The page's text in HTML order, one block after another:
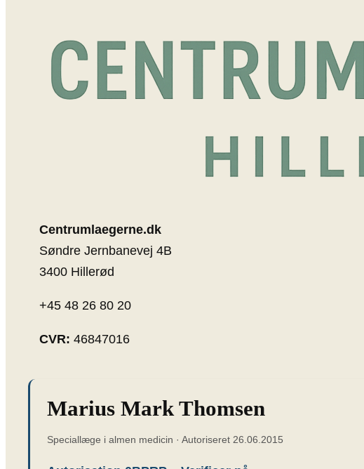
Centrumlaegerne.dk
Søndre Jernbanevej 4B
3400 Hillerød
+45 48 26 80 20
CVR: 46847016
Marius Mark Thomsen
Speciallæge i almen medicin · Autoriseret 26.06.2015